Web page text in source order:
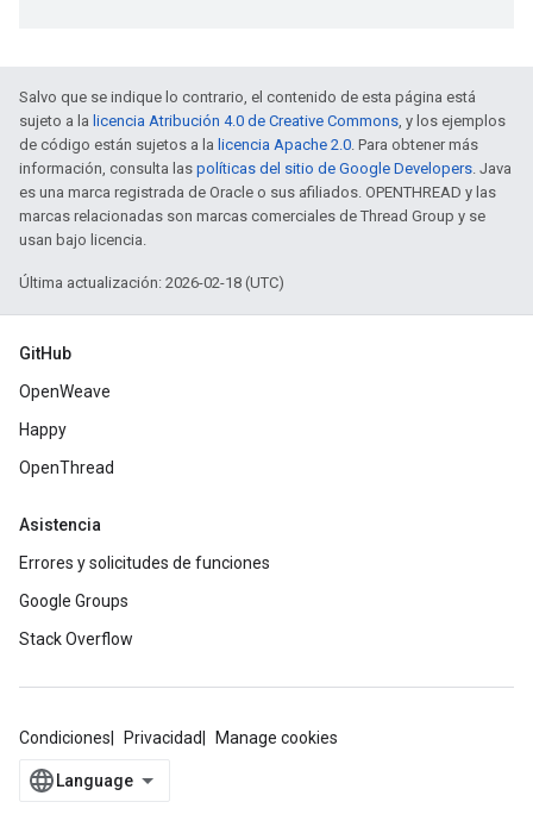
Salvo que se indique lo contrario, el contenido de esta página está
sujeto a la licencia Atribución 4.0 de Creative Commons, y los ejemplos
de código están sujetos a la licencia Apache 2.0. Para obtener más
información, consulta las políticas del sitio de Google Developers. Java
es una marca registrada de Oracle o sus afiliados. OPENTHREAD y las
marcas relacionadas son marcas comerciales de Thread Group y se
usan bajo licencia.
Última actualización: 2026-02-18 (UTC)
GitHub
OpenWeave
Happy
OpenThread
Asistencia
Errores y solicitudes de funciones
Google Groups
Stack Overflow
Condiciones Privacidad Manage cookies